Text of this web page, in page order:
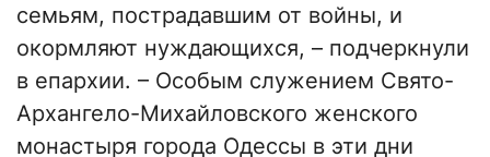
семьям, пострадавшим от войны, и
окормляют нуждающихся, – подчеркнули
в епархии. – Особым служением Свято-
Архангело-Михайловского женского
монастыря города Одессы в эти дни